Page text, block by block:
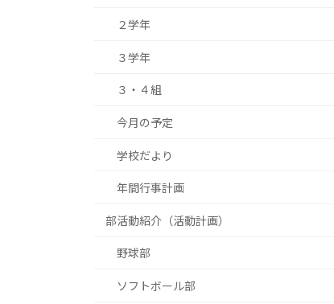
２学年
３学年
３・４組
今月の予定
学校だより
年間行事計画
部活動紹介（活動計画）
野球部
ソフトボール部